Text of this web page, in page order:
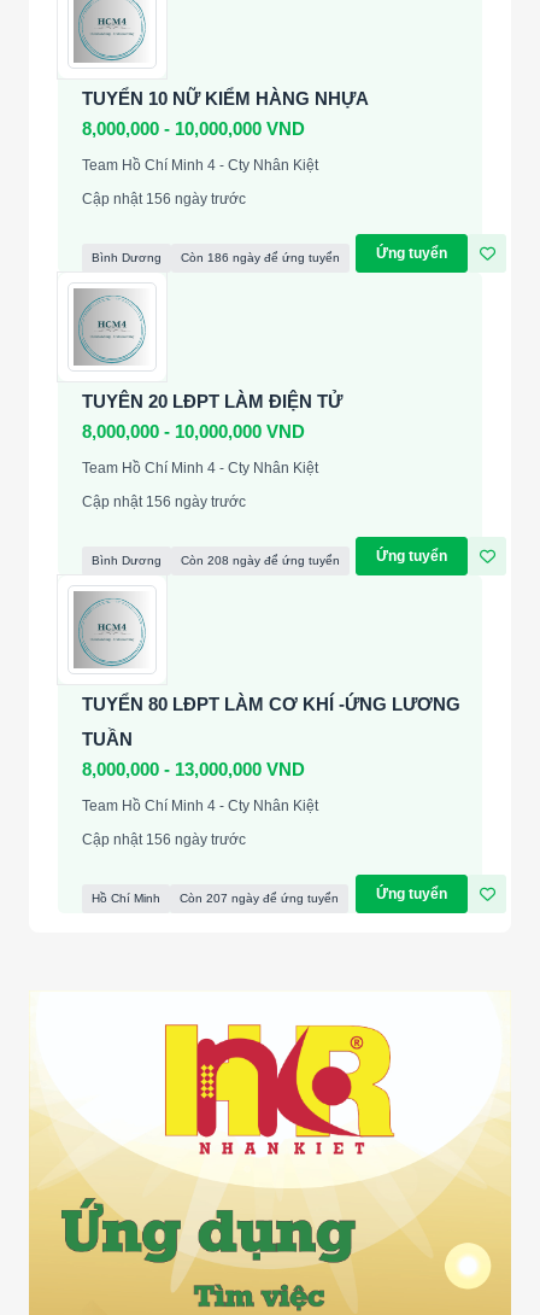
TUYỂN 10 NỮ KIỂM HÀNG NHỰA
8,000,000 - 10,000,000 VND
Team Hồ Chí Minh 4 - Cty Nhân Kiệt
Cập nhật 156 ngày trước
Bình Dương Còn 186 ngày để ứng tuyển Ứng tuyển
TUYÊN 20 LĐPT LÀM ĐIỆN TỬ
8,000,000 - 10,000,000 VND
Team Hồ Chí Minh 4 - Cty Nhân Kiệt
Cập nhật 156 ngày trước
Bình Dương Còn 208 ngày để ứng tuyển Ứng tuyển
TUYỂN 80 LĐPT LÀM CƠ KHÍ -ỨNG LƯƠNG
TUẦN
8,000,000 - 13,000,000 VND
Team Hồ Chí Minh 4 - Cty Nhân Kiệt
Cập nhật 156 ngày trước
Hồ Chí Minh Còn 207 ngày để ứng tuyển Ứng tuyển